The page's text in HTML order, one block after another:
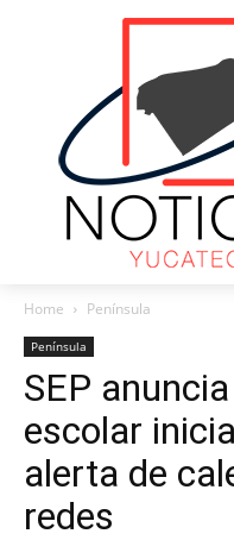
Home Península
Península
SEP
escolar
alerta de
redes